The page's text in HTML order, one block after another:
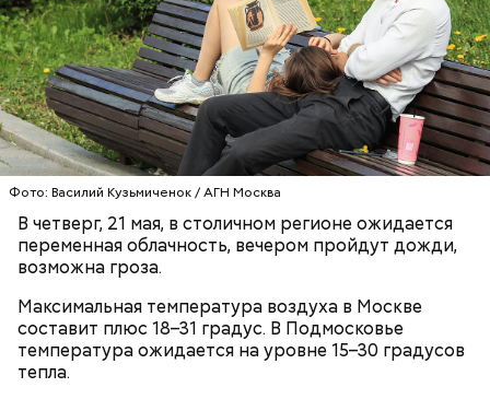
Фото: Василий Кузьмиченок / АГН Москва
В четверг, 21 мая, в столичном регионе ожидается
переменная облачность, вечером пройдут дожди,
возможна гроза.
Максимальная температура воздуха в Москве
составит плюс 18–31 градус. В Подмосковье
температура ожидается на уровне 15–30 градусов
тепла.
Куратор медиаклассов: Кинопарк
«Москино» вдохновляет
Технология, которую массово прославил сериал
«Мандалорец» (игровой движок Unreal Engine и
LED-экран), в России перестала быть экзотикой. Но
здесь, в «Москино», она получила промышленный
Напоминаю, что льготным категориям пассажиров
тоже нужно прикладывать свою карту к
валидатору и иметь при себе подтверждающий
даже если вы приобрели абонемент «Единый» на
30, 90 или 365 дней.